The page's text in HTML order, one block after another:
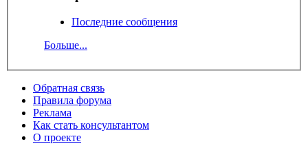
Последние сообщения
Больше...
Обратная связь
Правила форума
Реклама
Как стать консультантом
О проекте